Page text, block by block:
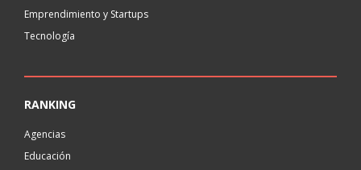
Emprendimiento y Startups
Tecnología
RANKING
Agencias
Educación